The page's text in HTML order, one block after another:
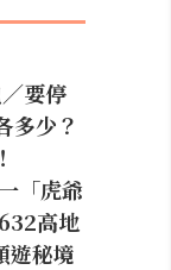
要停
多少？
「虎爺
高地
遊秘境